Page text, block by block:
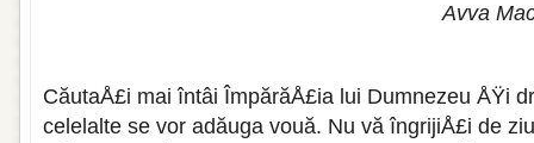
Avva
CăutaÅ£i mai întâi ÎmpărăÅ£ia lui Dumnezeu ÅŸi
celelalte se vor adăuga vouă. Nu vă îngrijiÅ£i de